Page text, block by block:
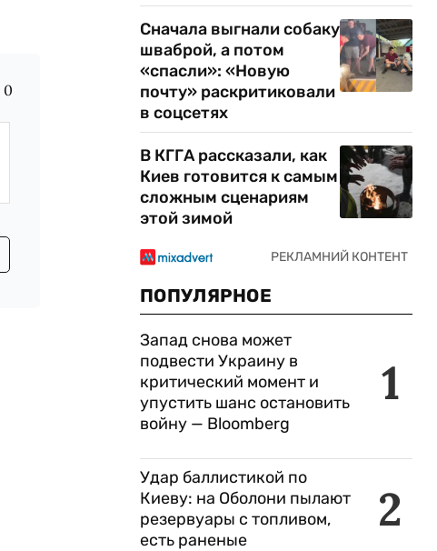
0
Сначала выгнали собаку
шваброй, а потом
«спасли»: «Новую
почту» раскритиковали
в соцсетях
В КГГА рассказали, как
Киев готовится к самым
сложным сценариям
этой зимой
ПОПУЛЯРНОЕ
1
Запад снова может
подвести Украину в
критический момент и
упустить шанс остановить
войну — Bloomberg
2
Удар баллистикой по
Киеву: на Оболони пылают
резервуары с топливом,
есть раненые